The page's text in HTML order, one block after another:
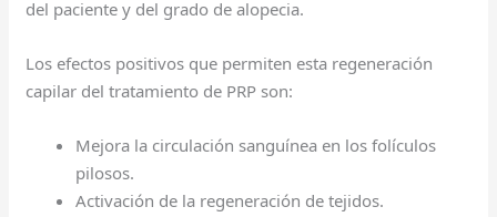
del paciente y del grado de alopecia.
Los efectos positivos que permiten esta regeneración
capilar del tratamiento de PRP son:
Mejora la circulación sanguínea en los folículos
pilosos.
Activación de la regeneración de tejidos.